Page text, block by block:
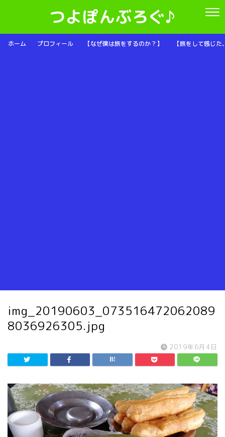
つよぽんぶろぐ♪
ホーム プロフィール 【なぜ僕は旅をするのか？】 【旅をして感じ
img_20190603_073516472062089
8036926305.jpg
2019年6月4日